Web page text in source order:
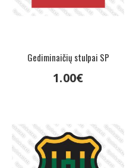
Gediminaičių stulpai SP
1.00€